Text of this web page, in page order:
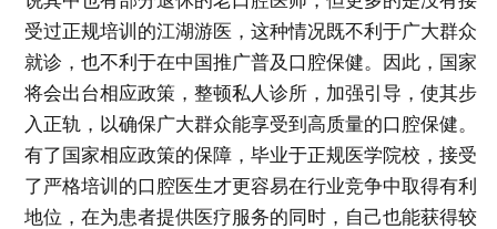
受过正规培训的江湖游医，这种情况既不利于广大群众
就诊，也不利于在中国推广普及口腔保健。因此，国家
将会出台相应政策，整顿私人诊所，加强引导，使其步
入正轨，以确保广大群众能享受到高质量的口腔保健。
有了国家相应政策的保障，毕业于正规医学院校，接受
了严格培训的口腔医生才更容易在行业竞争中取得有利
地位，在为患者提供医疗服务的同时，自己也能获得较